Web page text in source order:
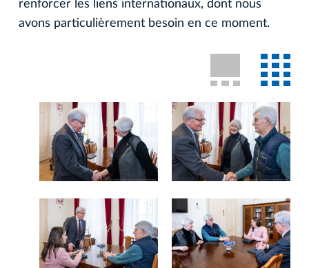
renforcer les liens internationaux, dont nous
avons particulièrement besoin en ce moment.